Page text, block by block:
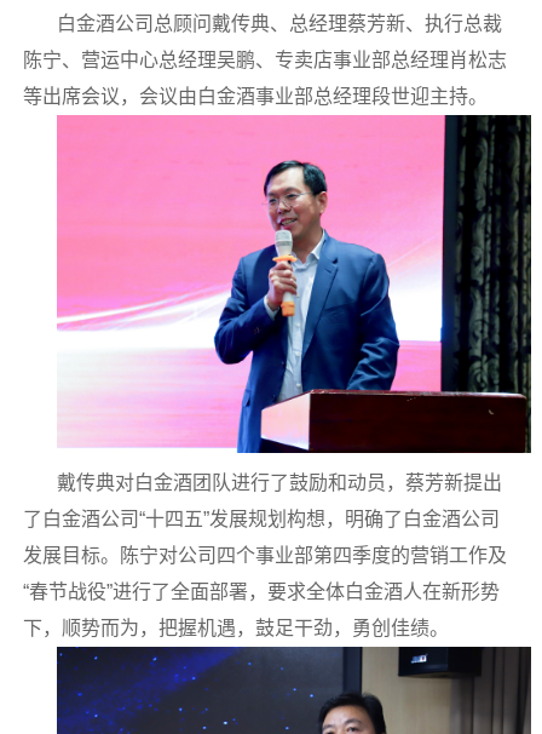
白金酒公司总顾问戴传典、总经理蔡芳新、执行总裁
陈宁、营运中心总经理吴鹏、专卖店事业部总经理肖松志
等出席会议，会议由白金酒事业部总经理段世迎主持。
戴传典对白金酒团队进行了鼓励和动员，蔡芳新提出
了白金酒公司“十四五”发展规划构想，明确了白金酒公司
发展目标。陈宁对公司四个事业部第四季度的营销工作及
“春节战役”进行了全面部署，要求全体白金酒人在新形势
下，顺势而为，把握机遇，鼓足干劲，勇创佳绩。